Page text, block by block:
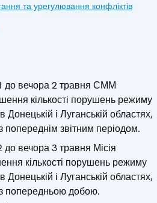
та урегулювання конфліктів
до вечора 2 травня СММ
кількості порушень режиму
і Луганській областях,
звітним періодом.
до вечора 3 травня Місія
кількості порушень режиму
і Луганській областях,
попередньою добою.